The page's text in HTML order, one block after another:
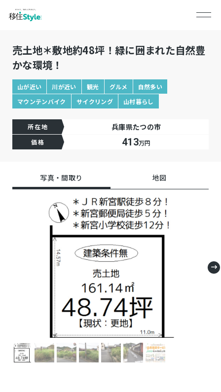
売土地＊敷地約48坪！緑に囲まれた自然豊
かな環境！
山が近い 川が近い 観光 グルメ
自然多い
マウンテンバイク
サイクリング 山村暮らし
所在地 兵庫県たつの市
価格 413万円
写真・間取り 地図